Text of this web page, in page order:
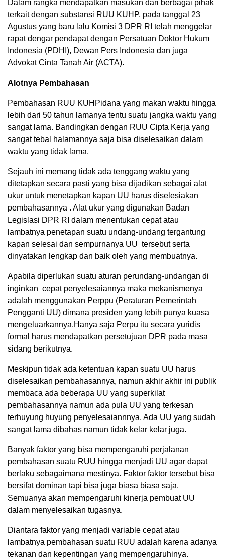
Dalam rangka mendapatkan masukan dari berbagai pihak
terkait dengan substansi RUU KUHP, pada tanggal 23
Agustus yang baru lalu Komisi 3 DPR RI telah menggelar
rapat dengar pendapat dengan Persatuan Doktor Hukum
Indonesia (PDHI), Dewan Pers Indonesia dan juga
Advokat Cinta Tanah Air (ACTA).
Alotnya Pembahasan
Pembahasan RUU KUHPidana yang makan waktu hingga
lebih dari 50 tahun lamanya tentu suatu jangka waktu yang
sangat lama. Bandingkan dengan RUU Cipta Kerja yang
sangat tebal halamannya saja bisa diselesaikan dalam
waktu yang tidak lama.
Sejauh ini memang tidak ada tenggang waktu yang
ditetapkan secara pasti yang bisa dijadikan sebagai alat
ukur untuk menetapkan kapan UU harus diselesiakan
pembahasannya . Alat ukur yang digunakan Badan
Legislasi DPR RI dalam menentukan cepat atau
lambatnya penetapan suatu undang-undang tergantung
kapan selesai dan sempurnanya UU tersebut serta
dinyatakan lengkap dan baik oleh yang membuatnya.
Apabila diperlukan suatu aturan perundang-undangan di
inginkan cepat penyelesaiannya maka mekanismenya
adalah menggunakan Perppu (Peraturan Pemerintah
Pengganti UU) dimana presiden yang lebih punya kuasa
mengeluarkannya.Hanya saja Perpu itu secara yuridis
formal harus mendapatkan persetujuan DPR pada masa
sidang berikutnya.
Meskipun tidak ada ketentuan kapan suatu UU harus
diselesaikan pembahasannya, namun akhir akhir ini publik
membaca ada beberapa UU yang superkilat
pembahasannya namun ada pula UU yang terkesan
terhuyung huyung penyelesaiannnya. Ada UU yang sudah
sangat lama dibahas namun tidak kelar kelar juga.
Banyak faktor yang bisa mempengaruhi perjalanan
pembahasan suatu RUU hingga menjadi UU agar dapat
berlaku sebagaimana mestinya. Faktor faktor tersebut bisa
bersifat dominan tapi bisa juga biasa biasa saja.
Semuanya akan mempengaruhi kinerja pembuat UU
dalam menyelesaikan tugasnya.
Diantara faktor yang menjadi variable cepat atau
lambatnya pembahasan suatu RUU adalah karena adanya
tekanan dan kepentingan yang mempengaruhinya.